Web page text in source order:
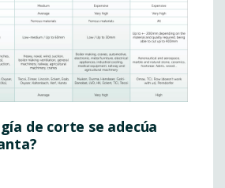
de corte se adecúa